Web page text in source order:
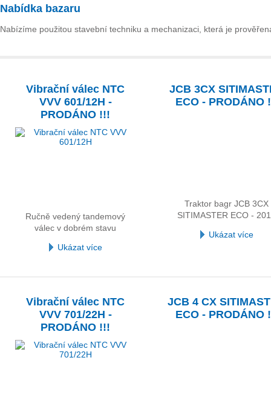
Nabídka bazaru
Nabízíme použitou stavební techniku a mechanizaci, která je
Vibrační válec NTC
VVV 601/12H -
PRODÁNO !!!
Ručně vedený tandemový
válec v dobrém stavu
Ukázat více
JCB 3CX
ECO - PRODÁNO
Traktor bagr JCB 3CX
SITIMASTER ECO -
Ukázat více
Vibrační válec NTC
VVV 701/22H -
PRODÁNO !!!
JCB 4 CX
ECO - PRODÁNO